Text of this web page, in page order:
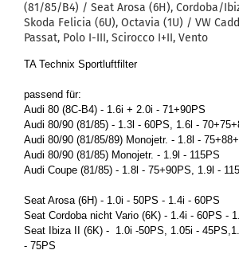
(81/85/B4) / Seat Arosa (6H), Cor­do­ba/
Skoda Fe­li­cia (6U), Oc­ta­via (1U) / VW
Pas­sat, Polo I-III, Sci­roc­co I+II, Vento
TA Tech­nix Sport­luft­fil­ter
pas­send für:
Audi 80 (8C-B4) - 1.6i + 2.0i - 71+90PS
Audi 80/90 (81/85) - 1.3l - 60PS, 1.6l -
Audi 80/90 (81/85/89) Mo­no­jetr. - 1.8l -
Audi 80/90 (81/85) Mo­no­jetr. - 1.9l - 115PS
Audi Coupe (81/85) - 1.8l - 75+90PS, 1.9l -
Seat Arosa (6H) - 1.0i - 50PS - 1.4i - 60PS
Seat Cor­do­ba nicht Vario (6K) - 1.4i - 60PS -
Seat Ibiza II (6K) - 1.0i -50PS, 1.05i -
- 75PS